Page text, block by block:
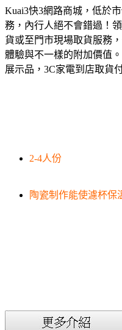
Kuai3快3網路商城，低於
務，內行人絕不會錯過！
貨或至門市現場取貨服務
體驗與不一樣的附加價值
展示品，3C家電到店取貨
2-4人份
陶瓷制作能使濾杯保